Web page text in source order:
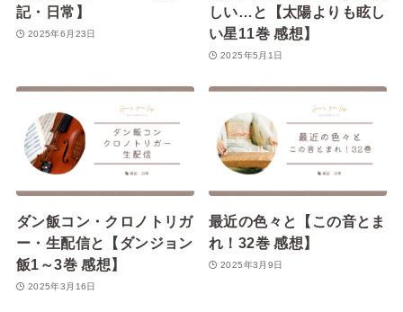
記・日常】
2025年6月23日
しい…と【太陽よりも眩し
い星11巻 感想】
2025年5月1日
ダン飯コン・クロノトリガ
ー・生配信と【ダンジョン
飯1～3巻 感想】
2025年3月16日
最近の色々と【この音とま
れ！32巻 感想】
2025年3月9日